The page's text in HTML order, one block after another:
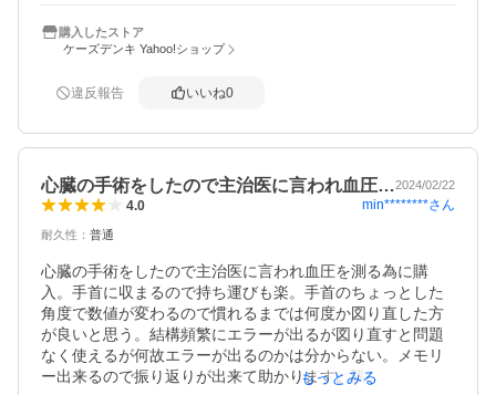
購入したストア
ケーズデンキ Yahoo!ショップ
違反報告 いいね0
心臓の手術をしたので主治医に言われ血圧…2024/02/22
4.0 min********さん
耐久性 ： 普通
心臓の手術をしたので主治医に言われ血圧を測る為に購
入。手首に収まるので持ち運びも楽。手首のちょっとした
角度で数値が変わるので慣れるまでは何度か図り直した方
が良いと思う。結構頻繁にエラーが出るが図り直すと問題
なく使えるが何故エラーが出るのかは分からない。メモリ
ー出来るので振り返りが出来て助かります。購入から3ヶ月
もっとみる